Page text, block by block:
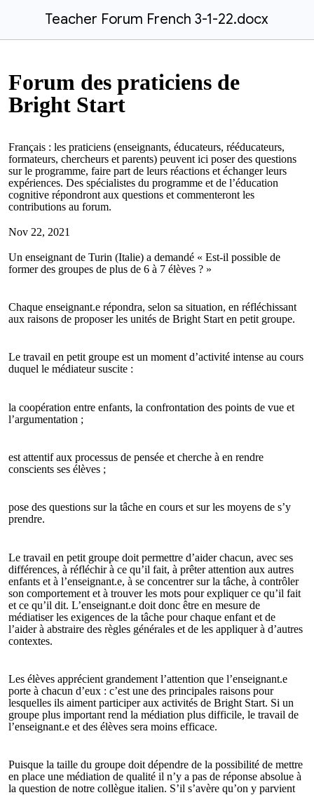
Teacher Forum French 3-1-22.docx
Forum des praticiens de
Bright Start
Français : les praticiens (enseignants, éducateurs, rééducateurs,
formateurs, chercheurs et parents) peuvent ici poser des questions
sur le programme, faire part de leurs réactions et échanger leurs
expériences. Des spécialistes du programme et de l’éducation
cognitive répondront aux questions et commenteront les
contributions au forum.
Nov 22, 2021
Un enseignant de Turin (Italie) a demandé « Est-il possible de
former des groupes de plus de 6 à 7 élèves ? »
Chaque enseignant.e répondra, selon sa situation, en réfléchissant
aux raisons de proposer les unités de Bright Start en petit groupe.
Le travail en petit groupe est un moment d’activité intense au cours
duquel le médiateur suscite :
la coopération entre enfants, la confrontation des points de vue et
l’argumentation ;
est attentif aux processus de pensée et cherche à en rendre
conscients ses élèves ;
pose des questions sur la tâche en cours et sur les moyens de s’y
prendre.
Le travail en petit groupe doit permettre d’aider chacun, avec ses
différences, à réfléchir à ce qu’il fait, à prêter attention aux autres
enfants et à l’enseignant.e, à se concentrer sur la tâche, à contrôler
son comportement et à trouver les mots pour expliquer ce qu’il fait
et ce qu’il dit. L’enseignant.e doit donc être en mesure de
médiatiser les exigences de la tâche pour chaque enfant et de
l’aider à abstraire des règles générales et de les appliquer à d’autres
contextes.
Les élèves apprécient grandement l’attention que l’enseignant.e
porte à chacun d’eux : c’est une des principales raisons pour
lesquelles ils aiment participer aux activités de Bright Start. Si un
groupe plus important rend la médiation plus difficile, le travail de
l’enseignant.e et des élèves sera moins efficace.
Puisque la taille du groupe doit dépendre de la possibilité de mettre
en place une médiation de qualité il n’y a pas de réponse absolue à
la question de notre collègue italien. S’il s’avère qu’on y parvient